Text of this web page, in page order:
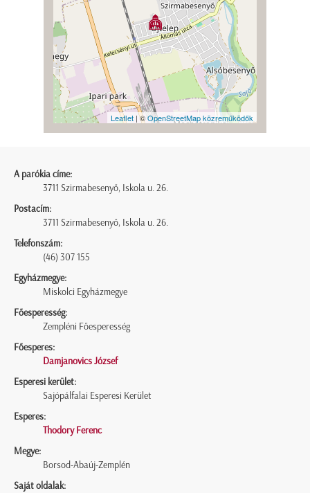
Leaflet | ©OpenStreetMap közreműködők
A parókia címe:
3711 Szirmabesenyő, Iskola u. 26.
Postacím:
3711 Szirmabesenyő, Iskola u. 26.
Telefonszám:
(46) 307 155
Egyházmegye:
Miskolci Egyházmegye
Főesperesség:
Zempléni Főesperesség
Főesperes:
Damjanovics József
Esperesi kerület:
Sajópálfalai Esperesi Kerület
Esperes:
Thodory Ferenc
Megye:
Borsod-Abaúj-Zemplén
Saját oldalak: